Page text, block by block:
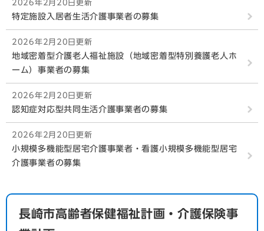
2026年2月20日更新
特定施設入居者生活介護事業者の募集
2026年2月20日更新
地域密着型介護老人福祉施設（地域密着型特別養護老人ホ
ーム）事業者の募集
2026年2月20日更新
認知症対応型共同生活介護事業者の募集
2026年2月20日更新
小規模多機能型居宅介護事業者・看護小規模多機能型居宅
介護事業者の募集
長崎市高齢者保健福祉計画・介護保険事